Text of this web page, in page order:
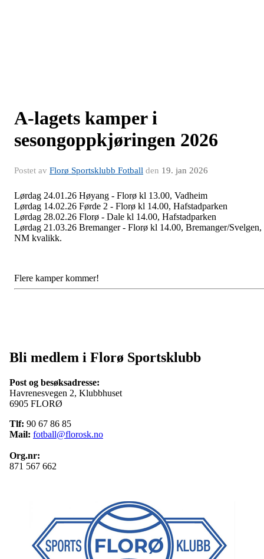
A-lagets kamper i
sesongoppkjøringen 2026
Postet av Florø Sportsklubb Fotball den 19. jan 2026
Lørdag 24.01.26 Høyang - Florø kl 13.00, Vadheim
Lørdag 14.02.26 Førde 2 - Florø kl 14.00, Hafstadparken
Lørdag 28.02.26 Florø - Dale kl 14.00, Hafstadparken
Lørdag 21.03.26 Bremanger - Florø kl 14.00, Bremanger/Svelgen,
NM kvalikk.
Flere kamper kommer!
Bli medlem i Florø Sportsklubb
Post og besøksadresse:
Havrenesvegen 2, Klubbhuset
6905 FLORØ
Tlf: 90 67 86 85
Mail: fotball@florosk.no
Org.nr:
871 567 662